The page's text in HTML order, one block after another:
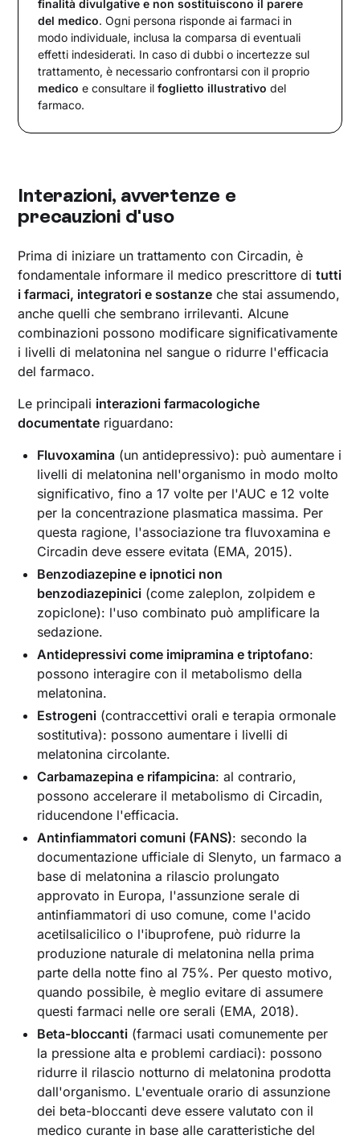
finalità divulgative e non sostituiscono il parere
del medico. Ogni persona risponde ai farmaci in
modo individuale, inclusa la comparsa di eventuali
effetti indesiderati. In caso di dubbi o incertezze sul
trattamento, è necessario confrontarsi con il proprio
medico e consultare ilfoglietto illustrativo del
farmaco.
Interazioni, avvertenze e
precauzioni d'uso
Prima di iniziare un trattamento con Circadin, è
fondamentale informare il medico prescrittore ditutti
i farmaci, integratori e sostanze che stai assumendo,
anche quelli che sembrano irrilevanti. Alcune
combinazioni possono modificare significativamente
i livelli di melatonina nel sangue o ridurre l'efficacia
del farmaco.
Le principali interazioni farmacologiche
documentate riguardano:
Fluvoxamina (un antidepressivo): può aumentare i
livelli di melatonina nell'organismo in modo molto
significativo, fino a 17 volte per l'AUC e 12 volte
per la concentrazione plasmatica massima. Per
questa ragione, l'associazione tra fluvoxamina e
Circadin deve essere evitata (EMA, 2015).
Benzodiazepine e ipnotici non
benzodiazepinici (come zaleplon, zolpidem e
zopiclone): l'uso combinato può amplificare la
sedazione.
Antidepressivi come imipramina e triptofano:
possono interagire con il metabolismo della
melatonina.
Estrogeni (contraccettivi orali e terapia ormonale
sostitutiva): possono aumentare i livelli di
melatonina circolante.
Carbamazepina e rifampicina: al contrario,
possono accelerare il metabolismo di Circadin,
riducendone l'efficacia.
Antinfiammatori comuni (FANS): secondo la
documentazione ufficiale di Slenyto, un farmaco a
base di melatonina a rilascio prolungato
approvato in Europa, l'assunzione serale di
antinfiammatori di uso comune, come l'acido
acetilsalicilico o l'ibuprofene, può ridurre la
produzione naturale di melatonina nella prima
parte della notte fino al 75%. Per questo motivo,
quando possibile, è meglio evitare di assumere
questi farmaci nelle ore serali (EMA, 2018).
Beta-bloccanti (farmaci usati comunemente per
la pressione alta e problemi cardiaci): possono
ridurre il rilascio notturno di melatonina prodotta
dall'organismo. L'eventuale orario di assunzione
dei beta-bloccanti deve essere valutato con il
medico curante in base alle caratteristiche del